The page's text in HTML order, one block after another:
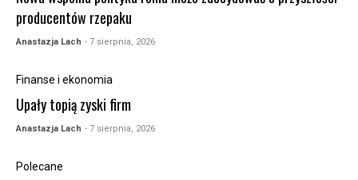
producentów rzepaku
Anastazja Lach - 7 sierpnia, 2026
Finanse i ekonomia
Upały topią zyski firm
Anastazja Lach - 7 sierpnia, 2026
Polecane